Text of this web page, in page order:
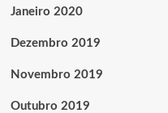
Janeiro 2020
Dezembro 2019
Novembro 2019
Outubro 2019